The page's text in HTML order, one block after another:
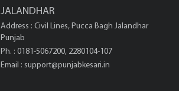
JALANDHAR
Address : Civil Lines, Pucca Bagh Jalandhar
Punjab
Ph. : 0181-5067200, 2280104-107
Email : support@punjabkesari.in